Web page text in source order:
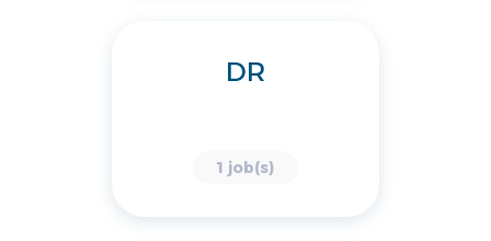
DR
1 job(s)